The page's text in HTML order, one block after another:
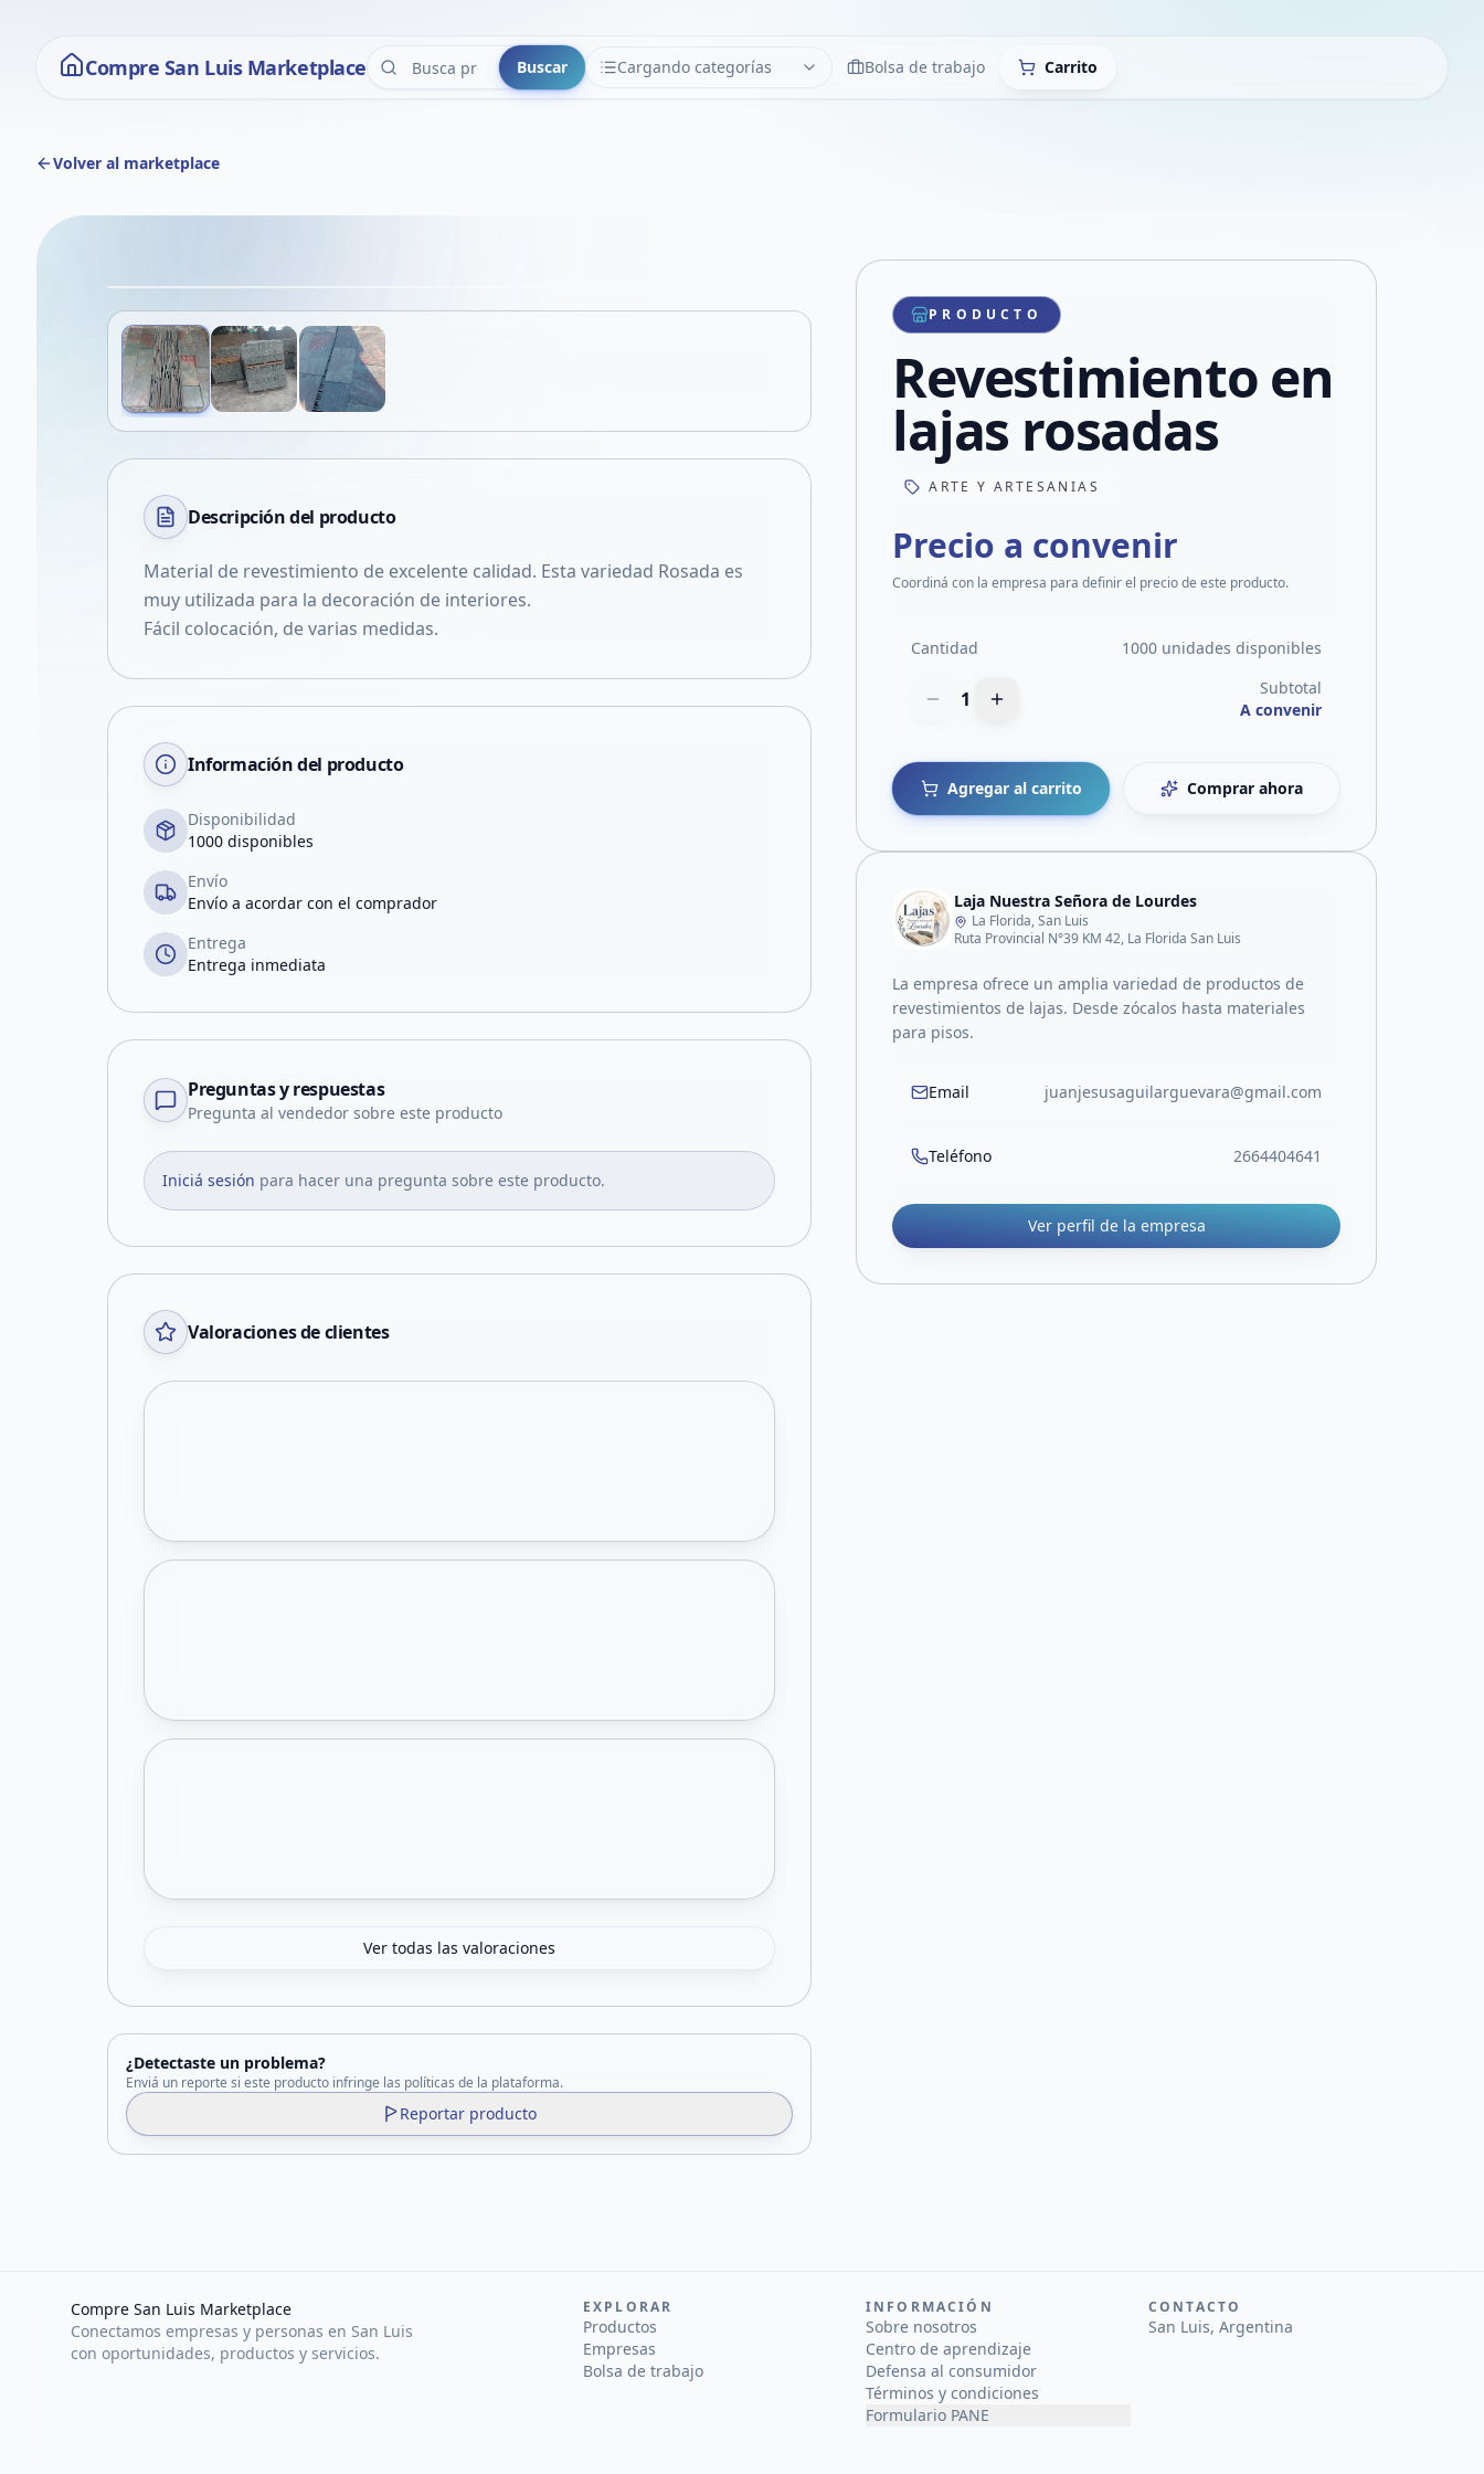
Compre San Luis Marketplace Buscar Cargando categorías
CATEGORÍAS LimpiarBolsa de trabajo Carrito
Volver al marketplace
Compartir producto
Compartir por WhatsApp
Compartir por mail
Compartir en Facebook
Compartir en X
Descripción del producto
Material de revestimiento de excelente calidad. Esta variedad Rosada es
muy utilizada para la decoración de interiores.
Fácil colocación, de varias medidas.
Información del producto
Disponibilidad
1000 disponibles
Envío
Envío a acordar con el comprador
Entrega
Entrega inmediata
Preguntas y respuestas
Pregunta al vendedor sobre este producto
Iniciá sesión para hacer una pregunta sobre este producto.
Valoraciones de clientes
Ver todas las valoraciones
¿Detectaste un problema?
Enviá un reporte si este producto infringe las políticas de la plataforma.
Reportar producto
PRODUCTO
Revestimiento en
lajas rosadas
ARTE Y ARTESANIAS
Precio a convenir
Coordiná con la empresa para definir el precio de este producto.
Cantidad 1000 unidades disponibles
1
Subtotal
A convenir
Agregar al carrito Comprar ahora
Laja Nuestra Señora de Lourdes
La Florida, San Luis
Ruta Provincial N°39 KM 42, La Florida San Luis
La empresa ofrece un amplia variedad de productos de
revestimientos de lajas. Desde zócalos hasta materiales
para pisos.
Email juanjesusaguilarguevara@gmail.com
Teléfono 2664404641
Ver perfil de la empresa
Compre San Luis Marketplace
Conectamos empresas y personas en San Luis
con oportunidades, productos y servicios.
EXPLORAR
Productos
Empresas
Bolsa de trabajo
INFORMACIÓN
Sobre nosotros
Centro de aprendizaje
Defensa al consumidor
Términos y condiciones
Formulario PANE
CONTACTO
San Luis, Argentina